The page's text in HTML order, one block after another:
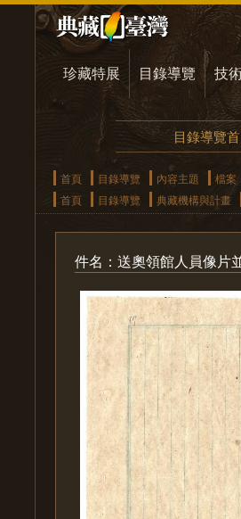
珍藏特展 目錄導覽 技
目錄導覽
首頁 目錄導覽 內容主題 檔案
首頁
目錄導覽 典藏機構與計畫
件名：送奧領館人員像片